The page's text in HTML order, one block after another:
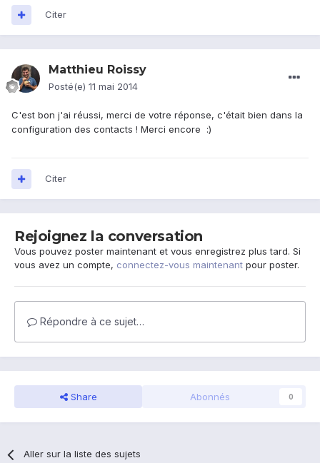
Citer
Matthieu Roissy
Posté(e) 11 mai 2014
C'est bon j'ai réussi, merci de votre réponse, c'était bien dans la
configuration des contacts ! Merci encore :)
Citer
Rejoignez la conversation
Vous pouvez poster maintenant et vous enregistrez plus tard. Si
vous avez un compte, connectez-vous maintenant pour poster.
Répondre à ce sujet…
Share Abonnés 0
Aller sur la liste des sujets